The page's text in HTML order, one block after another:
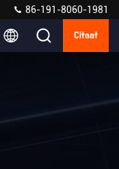
86-191-8060-1981
Citaat